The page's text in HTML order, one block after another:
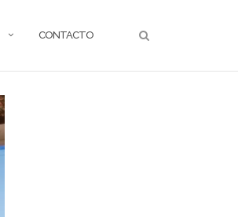
CONTACTO